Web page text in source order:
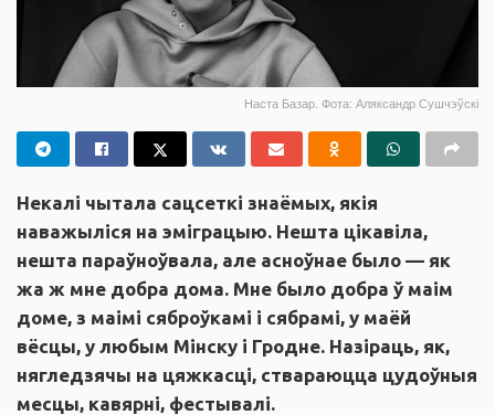
Наста Базар. Фота: Аляксандр Сушчэўскі
Некалі чытала сацсеткі знаёмых, якія
наважыліся на эміграцыю. Нешта цікавіла,
нешта параўноўвала, але асноўнае было — як
жа ж мне добра дома. Мне было добра ў маім
доме, з маімі сяброўкамі і сябрамі, у маёй
вёсцы, у любым Мінску і Гродне. Назіраць, як,
нягледзячы на цяжкасці, ствараюцца цудоўныя
месцы, кавярні, фестывалі.